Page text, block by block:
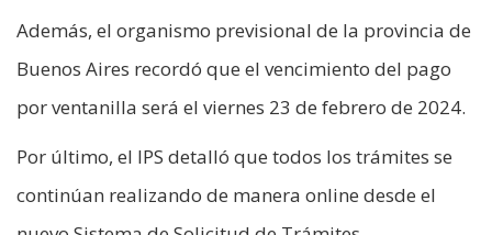
Además, el organismo previsional de la provincia de
Buenos Aires recordó que el vencimiento del pago
por ventanilla será el viernes 23 de febrero de 2024.
Por último, el IPS detalló que todos los trámites se
continúan realizando de manera online desde el